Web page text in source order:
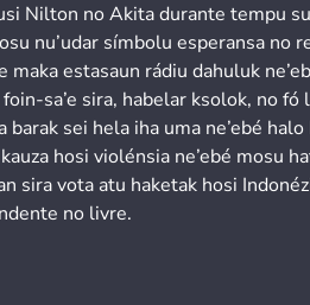
Nilton no Akita durante tempu
nu’udar símbolu esperansa no
maka estasaun rádiu dahuluk
sa’e sira, habelar ksolok, no fó
barak sei hela iha uma ne’ebé
kauza hosi violénsia ne’ebé mosu
sira vota atu haketak hosi
no livre.